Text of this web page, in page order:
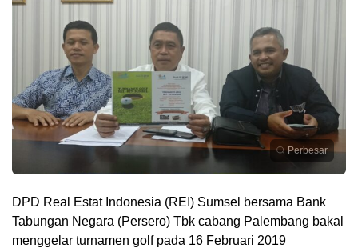
Perbesar
DPD Real Estat Indonesia (REI) Sumsel bersama Bank
Tabungan Negara (Persero) Tbk cabang Palembang bakal
menggelar turnamen golf pada 16 Februari 2019